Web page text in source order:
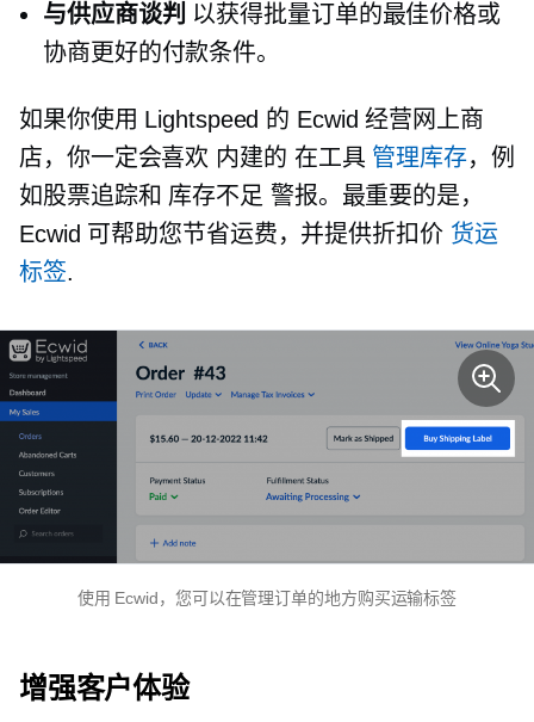
与供应商谈判 以获得批量订单的最佳价格或
协商更好的付款条件。
如果你使用 Lightspeed 的 Ecwid 经营网上商
店，你一定会喜欢 内建的 在工具 管理库存，例
如股票追踪和 库存不足 警报。最重要的是，
Ecwid 可帮助您节省运费，并提供折扣价 货运
标签.
使用 Ecwid，您可以在管理订单的地方购买运输标签
增强客户体验